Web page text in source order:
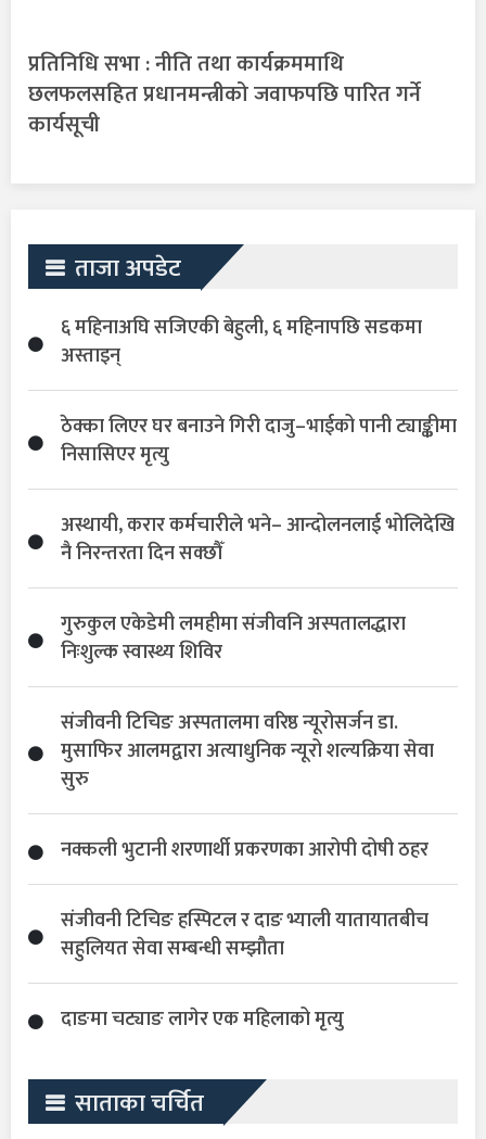
प्रतिनिधि सभा : नीति तथा कार्यक्रममाथि
छलफलसहित प्रधानमन्त्रीको जवाफपछि पारित गर्ने
कार्यसूची
ताजा अपडेट
६ महिनाअघि सजिएकी बेहुली, ६ महिनापछि सडकमा
अस्ताइन्
ठेक्का लिएर घर बनाउने गिरी दाजु–भाईको पानी ट्याङ्कीमा
निसासिएर मृत्यु
अस्थायी, करार कर्मचारीले भने– आन्दोलनलाई भोलिदेखि
नै निरन्तरता दिन सक्छौँ
गुरुकुल एकेडेमी लमहीमा संजीवनि अस्पतालद्धारा
निःशुल्क स्वास्थ्य शिविर
संजीवनी टिचिङ अस्पतालमा वरिष्ठ न्यूरोसर्जन डा.
मुसाफिर आलमद्वारा अत्याधुनिक न्यूरो शल्यक्रिया सेवा
सुरु
नक्कली भुटानी शरणार्थी प्रकरणका आरोपी दोषी ठहर
संजीवनी टिचिङ हस्पिटल र दाङ भ्याली यातायातबीच
सहुलियत सेवा सम्बन्धी सम्झौता
दाङमा चट्याङ लागेर एक महिलाको मृत्यु
साताका चर्चित